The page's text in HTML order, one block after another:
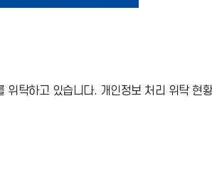
드
탁하고 있습니다. 개인정보 처리 위탁 현